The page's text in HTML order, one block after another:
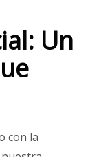
Un
con la